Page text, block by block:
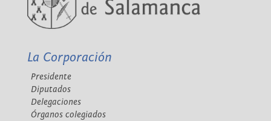
La Corporación
Presidente
Diputados
Delegaciones
Órganos colegiados